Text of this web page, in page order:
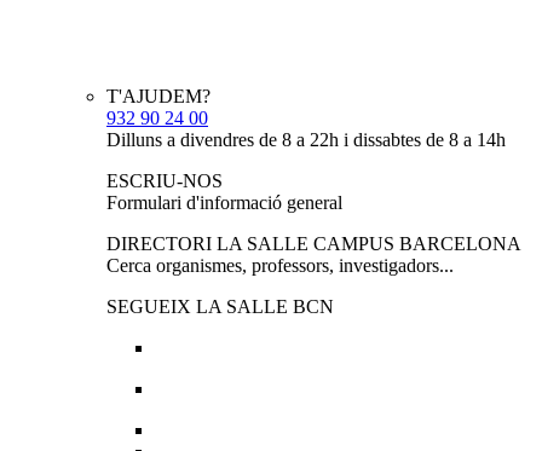
T'AJUDEM?
932 90 24 00
Dilluns a divendres de 8 a 22h i dissabtes de 8 a 14h
ESCRIU-NOS
Formulari d'informació general
DIRECTORI LA SALLE CAMPUS BARCELONA
Cerca organismes, professors, investigadors...
SEGUEIX LA SALLE BCN